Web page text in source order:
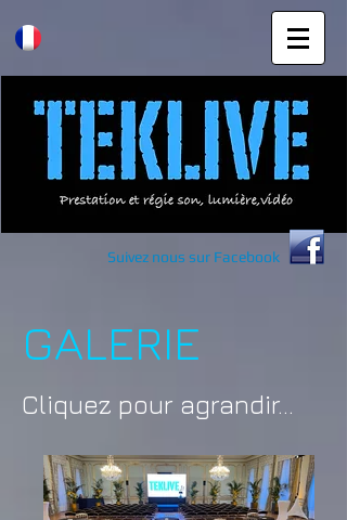
Suivez nous sur Facebook
GALERIE
Cliquez pour agrandir...